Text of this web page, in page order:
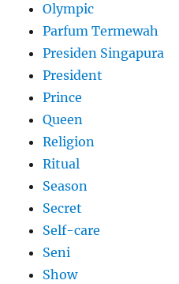
Olympic
Parfum Termewah
Presiden Singapura
President
Prince
Queen
Religion
Ritual
Season
Secret
Self-care
Seni
Show